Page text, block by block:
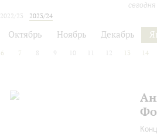
2022/23
2023/24
Октябрь Ноябрь Декабрь
6 7 8 9 10 12 13 14